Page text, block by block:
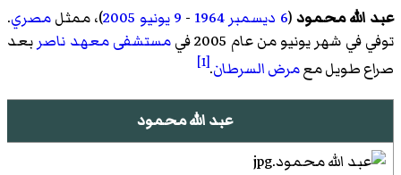
عبد الله محمود(6 ديسمبر 1964
- 9 يونيو 2005)، ممثلمصري.
توفي في شهر يونيو من عام 2005 في
مستشفى معهد ناصر بعد
صراع طويل معمرض السرطان.
[1]
عبد الله محمود